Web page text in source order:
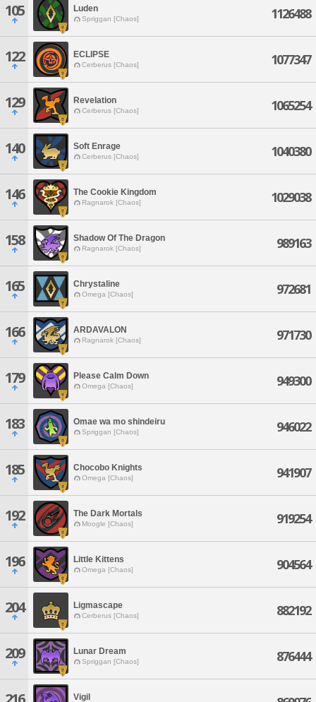
105 Luden
Spriggan [Chaos] 1126488
122 ECLIPSE
Cerberus [Chaos] 1077347
129 Revelation
Cerberus [Chaos] 1065254
140 Soft Enrage
Cerberus [Chaos] 1040380
146 The Cookie Kingdom
Ragnarok [Chaos] 1029038
158 Shadow Of The Dragon
Ragnarok [Chaos] 989163
165 Chrystaline
Omega [Chaos] 972681
166 ARDAVALON
Ragnarok [Chaos] 971730
179 Please Calm Down
Omega [Chaos] 949300
183 Omae wa mo shindeiru
Spriggan [Chaos] 946022
185 Chocobo Knights
Omega [Chaos] 941907
192 The Dark Mortals
Moogle [Chaos] 919254
196 Little Kittens
Omega [Chaos] 904564
204 Ligmascape
Cerberus [Chaos] 882192
209 Lunar Dream
Spriggan [Chaos] 876444
Vigil